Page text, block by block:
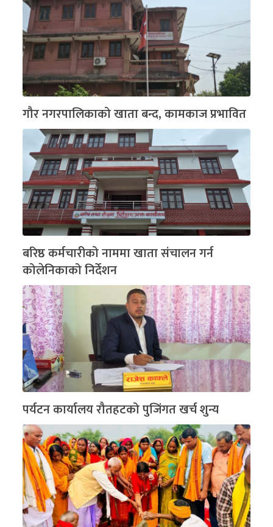
गौर नगरपालिकाको खाता बन्द, कामकाज प्रभावित
बरिष्ठ कर्मचारीको नाममा खाता संचालन गर्न
कोलेनिकाको निर्देशन
पर्यटन कार्यालय रौतहटको पुजिंगत खर्च शुन्य